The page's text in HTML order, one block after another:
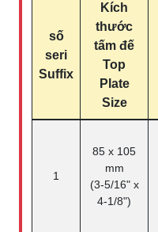
số
seri
Suffix
Kích
thước
tấm đế
Top
Plate
Size
1
85 x 105
mm
(3-5/16" x
4-1/8")